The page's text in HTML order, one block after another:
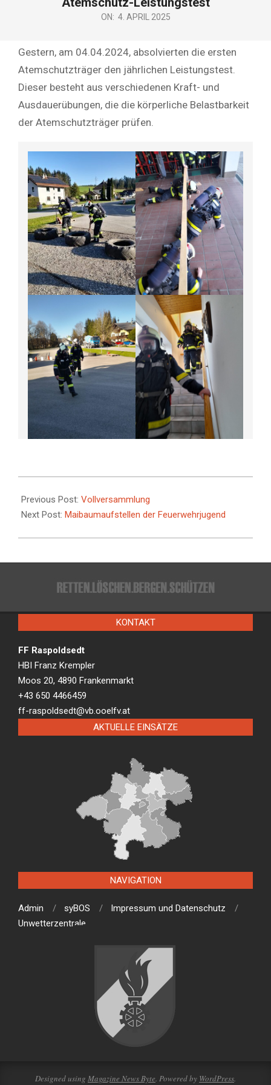
ON: 4. APRIL 2025
Gestern, am 04.04.2024, absolvierten die ersten
Atemschutzträger den jährlichen Leistungstest.
Dieser besteht aus verschiedenen Kraft- und
Ausdauerübungen, die die körperliche Belastbarkeit
der Atemschutzträger prüfen.
04-
04
Previous Post: Vollversammlung
Next Post: Maibaumaufstellen der Feuerwehrjugend
KONTAKT
FF Raspoldsedt
HBI Franz Krempler
Moos 20, 4890 Frankenmarkt
+43 650 4466459
ff-raspoldsedt@vb.ooelfv.at
AKTUELLE EINSÄTZE
NAVIGATION
Admin syBOS
Impressum und Datenschutz
Unwetterzentrale
Designed using Magazine News Byte. Powered by WordPress.